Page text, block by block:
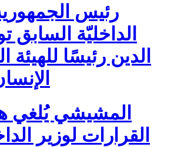
رئيس
الداخليّة
الدين رئيسًا للهيئة
القرارات لوزير